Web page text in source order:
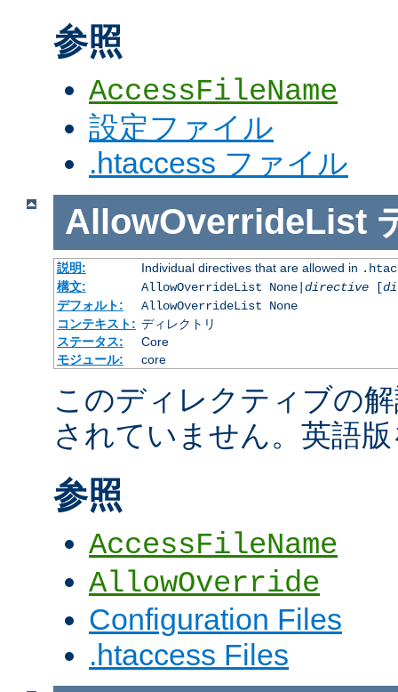
参照
AccessFileName
設定ファイル
.htaccess ファイル
AllowOverrideList
説明: Individual directives that are allowed in
構文:
AllowOverrideList None| directive[
デフォルト:
AllowOverrideList None
コンテキスト: ディレクトリ
ステータス:
Core
モジュール:
core
このディレクティブの
されていません。英語
参照
AccessFileName
AllowOverride
Configuration Files
.htaccess Files